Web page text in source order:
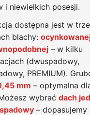
i niewielkich posesji.
dostępna jest w
blachy:
– w kilku
(dwuspadowy,
PREMIUM).
mm – optymalna
wybrać dach
– dopasujemy